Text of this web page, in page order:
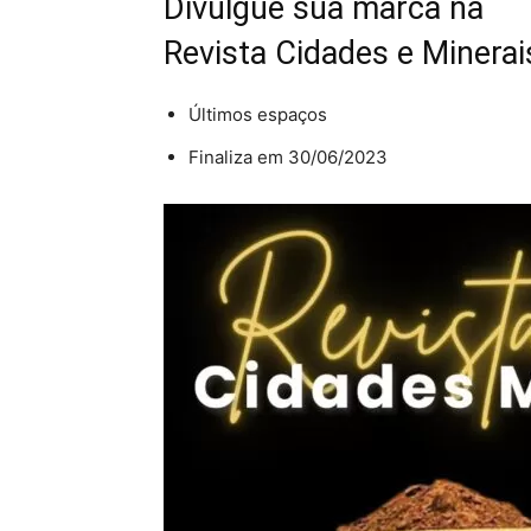
Divulgue sua marca na
Revista Cidades e
Últimos espaços
Finaliza em 30/06/2023